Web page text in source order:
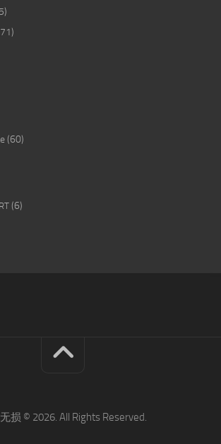
(60)
(6)
损 © 2026. All Rights Reserved.